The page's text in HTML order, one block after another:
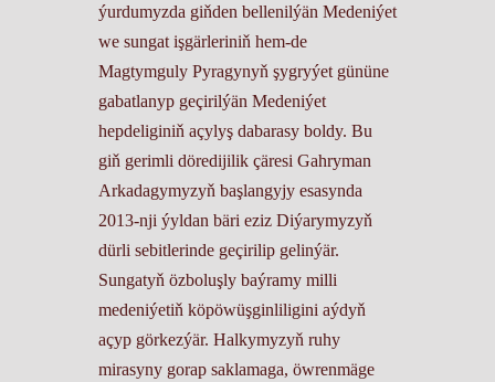
ýurdumyzda giňden bellenilýän Medeniýet
we sungat işgärleriniň hem-de
Magtymguly Pyragynyň şygryýet gününe
gabatlanyp geçirilýän Medeniýet
hepdeliginiň açylyş dabarasy boldy. Bu
giň gerimli döredijilik çäresi Gahryman
Arkadagymyzyň başlangyjy esasynda
2013-nji ýyldan bäri eziz Diýarymyzyň
dürli sebitlerinde geçirilip gelinýär.
Sungatyň özboluşly baýramy milli
medeniýetiň köpöwüşginliligini aýdyň
açyp görkezýär. Halkymyzyň ruhy
mirasyny gorap saklamaga, öwrenmäge